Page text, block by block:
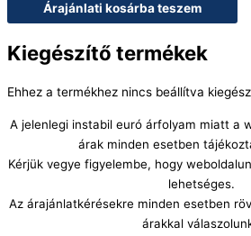
Árajánlati kosárba teszem
Kiegészítő termékek
Ehhez a termékhez nincs beállítva
A jelenlegi instabil euró árfolyam miatt a
árak minden esetben
Kérjük vegye figyelembe, hogy
lehetséges.
Az árajánlatkérésekre minden esetben
árakkal